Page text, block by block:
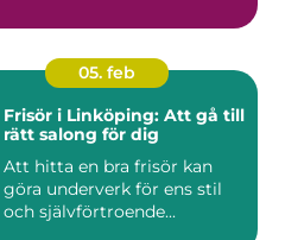
05. feb
Frisör i Linköping: Att gå till
rätt salong för dig
Att hitta en bra frisör kan
göra underverk för ens stil
och självförtroende...